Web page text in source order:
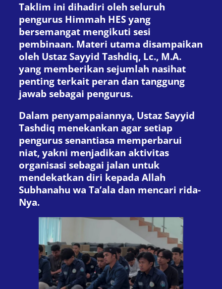
Taklim ini dihadiri oleh seluruh
pengurus Himmah HES yang
bersemangat mengikuti sesi
pembinaan. Materi utama disampaikan
oleh Ustaz Sayyid Tashdiq, Lc., M.A.
yang memberikan sejumlah nasihat
penting terkait peran dan tanggung
jawab sebagai pengurus.
Dalam penyampaiannya, Ustaz Sayyid
Tashdiq menekankan agar setiap
pengurus senantiasa memperbarui
niat, yakni menjadikan aktivitas
organisasi sebagai jalan untuk
mendekatkan diri kepada Allah
Subhanahu wa Ta’ala dan mencari rida-
Nya.